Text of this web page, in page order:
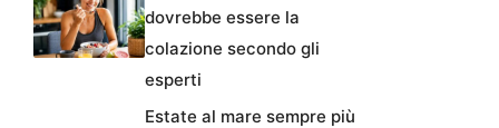
dovrebbe essere la
colazione secondo gli
esperti
Estate al mare sempre più